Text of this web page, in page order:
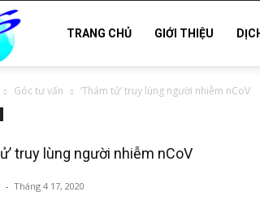
tử
Hải
TRANG CHỦ GIỚI THIỆU
Góc tư vấn ‘Thám tử’ truy lùng người nhiễm nCoV
truy lùng người nhiễm nCoV
- Tháng 4 17, 2020